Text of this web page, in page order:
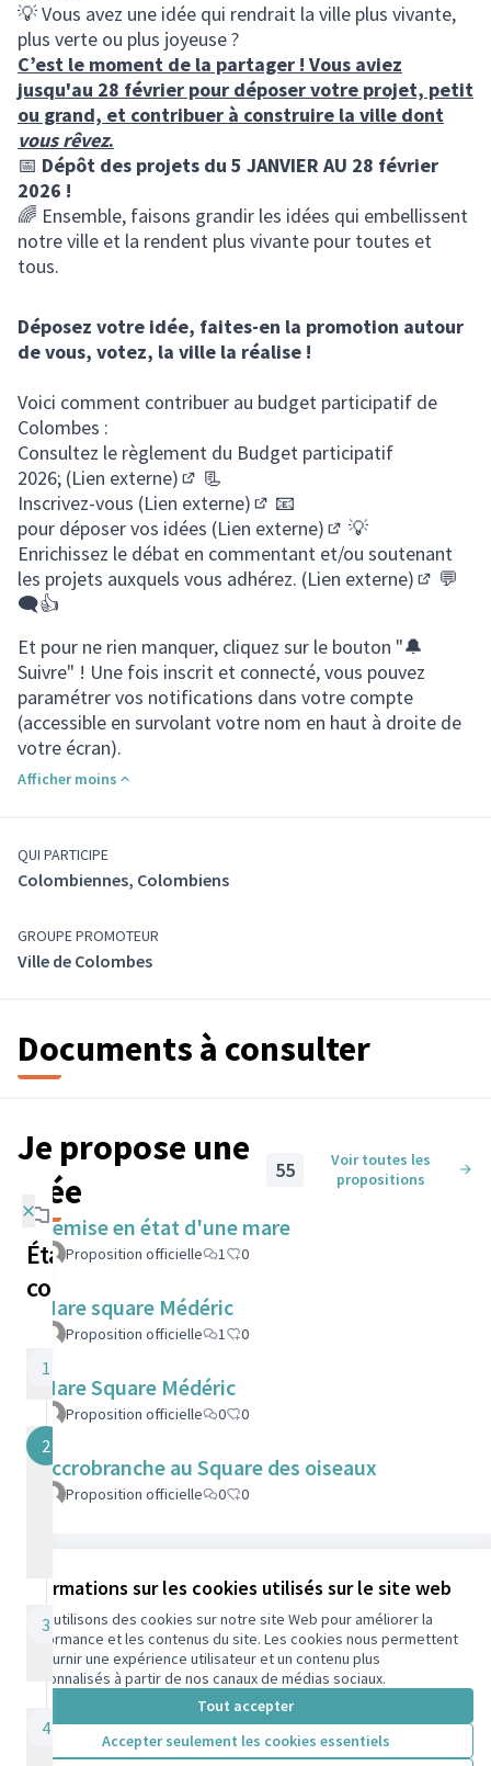
Informations sur les cookies utilisés sur le site web
Nous utilisons des cookies sur notre site Web pour améliorer la
performance et les contenus du site. Les cookies nous permettent
de fournir une expérience utilisateur et un contenu plus
personnalisés à partir de nos canaux de médias sociaux.
Tout accepter
Accepter seulement les cookies essentiels
💡 Vous avez une idée qui rendrait la ville plus vivante,
plus verte ou plus joyeuse ?
C’est le moment de la partager ! Vous aviez
jusqu'au 28 février pour déposer votre projet, petit
ou grand, et contribuer à construire la ville dont
vous rêvez.
📅 Dépôt des projets du 5 JANVIER AU 28 février
2026 !
🌈 Ensemble, faisons grandir les idées qui embellissent
notre ville et la rendent plus vivante pour toutes et
tous.
Déposez votre idée, faites-en la promotion autour
de vous, votez, la ville la réalise !
Voici comment contribuer au budget participatif de
Colombes :
Consultez le règlement du Budget participatif
2026; (Lien externe)
(S'ouvre dans un nouvel onglet)
📃
Inscrivez-vous (Lien externe)
(S'ouvre dans un nouvel
📧
pour déposer vos idées (Lien externe)
(S'ouvre dans un
💡
Enrichissez le débat en commentant et/ou soutenant
les projets auxquels vous adhérez. (Lien externe)
💬
🗨👍
Et pour ne rien manquer, cliquez sur le bouton "🔔
Suivre" ! Une fois inscrit et connecté, vous pouvez
paramétrer vos notifications dans votre compte
(accessible en survolant votre nom en haut à droite de
votre écran).
Afficher moins
QUI PARTICIPE
Colombiennes, Colombiens
GROUPE PROMOTEUR
Ville de Colombes
Documents à consulter
Je propose une
idée
55
Voir toutes les
propositions
Remise en état d'une mare
Proposition officielle 1 0
Mare square Médéric
Proposition officielle 1 0
Mare Square Médéric
Proposition officielle 0 0
Accrobranche au Square des oiseaux
Proposition officielle 0 0
Conditions d'utilisation
Paramètres des cookies
participons.colombes.fr sur Facebook
×
Étapes de la
concertation
1
02/01/2026 - 28/02/2026
2
Étape actuelle
projets et étude
de recevabilité
3
Ouverture des
votes
01/05/2026 - 15/09/2026
4
Annonce des
Lauréats